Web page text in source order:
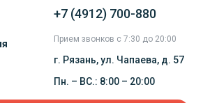
+7 (4912) 700-880
Прием звонков с 7:30 до 20:00
г. Рязань, ул. Чапаева, д. 57
Пн. – ВС.: 8:00 – 20:00